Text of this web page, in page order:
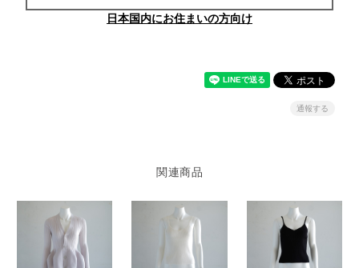
日本国内にお住まいの方向け
通報する
関連商品